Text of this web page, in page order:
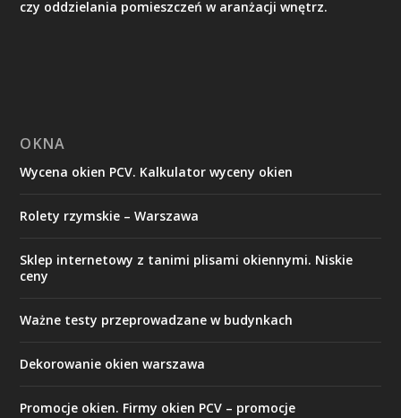
czy oddzielania pomieszczeń w aranżacji wnętrz.
OKNA
Wycena okien PCV. Kalkulator wyceny okien
Rolety rzymskie – Warszawa
Sklep internetowy z tanimi plisami okiennymi. Niskie
ceny
Ważne testy przeprowadzane w budynkach
Dekorowanie okien warszawa
Promocje okien. Firmy okien PCV – promocje